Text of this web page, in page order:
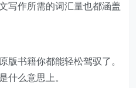
写作所需的词汇量也都涵盖
版书籍你都能轻松驾驭了。
什么意思上。